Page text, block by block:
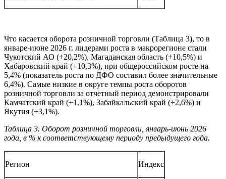
Что касается оборота розничной торговли (Таблица 3), то в
январе-июне 2026 г. лидерами роста в макрорегионе стали
Чукотский АО (+20,2%), Магаданская область (+10,5%) и
Хабаровский край (+10,3%), при общероссийском росте на
5,4% (показатель роста по ДФО составил более значительные
6,4%). Самые низкие в округе темпы роста оборотов
розничной торговли за отчетный период демонстрировали
Камчатский край (+1,1%), Забайкальский край (+2,6%) и
Якутия (+3,1%).
Таблица 3. Оборот розничной торговли, январь-июнь 2026
года, в % к соответствующему периоду предыдущего года.
Регион Индекс